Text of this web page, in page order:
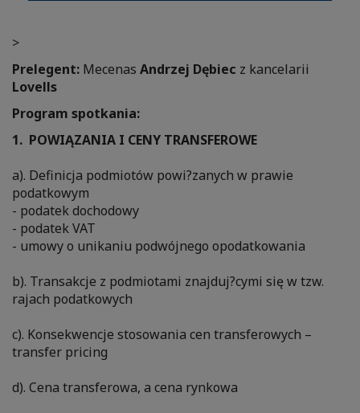
>
Prelegent: Mecenas Andrzej Dębiec z kancelarii
Lovells
Program spotkania:
1. POWIĄZANIA I CENY TRANSFEROWE
a). Definicja podmiotów powi?zanych w prawie
podatkowym
- podatek dochodowy
- podatek VAT
- umowy o unikaniu podwójnego opodatkowania
b). Transakcje z podmiotami znajduj?cymi się w tzw.
rajach podatkowych
c). Konsekwencje stosowania cen transferowych –
transfer pricing
d). Cena transferowa, a cena rynkowa